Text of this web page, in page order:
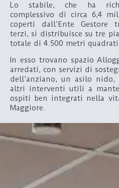
Lo stabile, che ha
complessivo di circa 6,4
coperti dall’Ente Gestore
terzi, si distribuisce su tre
totale di 4.500 metri
In esso trovano spazio
arredati, con servizi di
dell’anziano, un asilo
altri interventi utili a
ospiti ben integrati nella
Maggiore.